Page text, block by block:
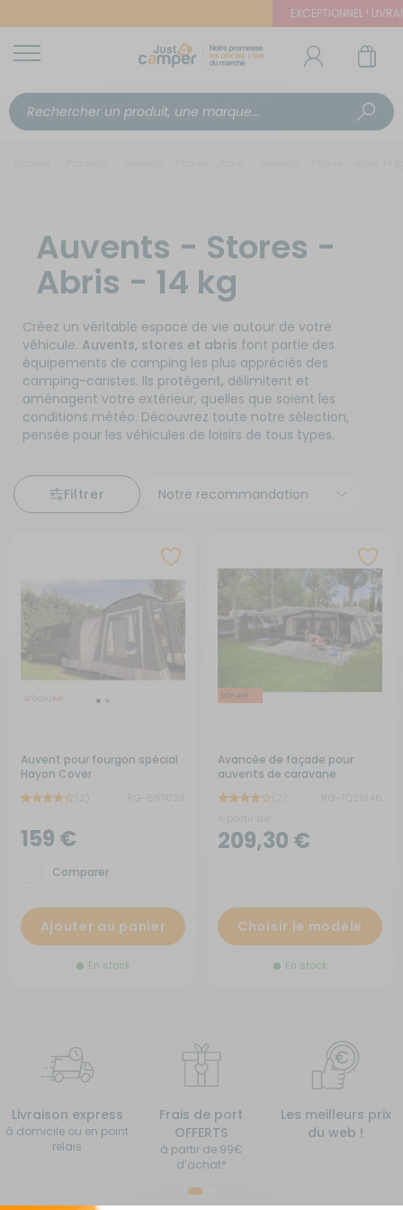
EXCEPTIONNEL !
Auvents - Stores -
Abris - 14 kg
Créez un véritable espace de vie autour de votre
véhicule. Auvents, stores et abris font partie des
équipements de camping les plus appréciés des
camping-caristes. Ils protègent, délimitent et
aménagent votre extérieur, quelles que soient les
conditions météo. Découvrez toute notre sélection,
pensée pour les véhicules de loisirs de tous types.
Filtrer
Auvent pour fourgon spécial
Hayon Cover
159 €
Comparer
Ajouter au panier
En stock
Avancée de façade pour
auvents de caravane
209,30 €
Choisir le modèle
En stock
Livraison express
à domicile ou en point
relais
Frais de port
OFFERTS
à partir de 99€
d’achat*
Les meilleurs prix
du web !